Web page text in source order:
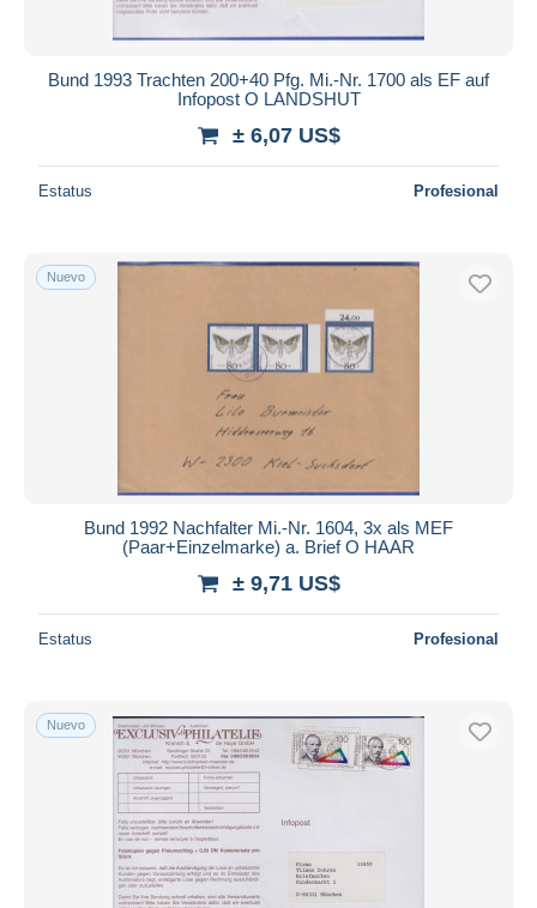
Bund 1993 Trachten 200+40 Pfg. Mi.-Nr. 1700 als EF auf
Infopost O LANDSHUT
± 6,07 US$
Estatus Profesional
Nuevo
Bund 1992 Nachfalter Mi.-Nr. 1604, 3x als MEF
(Paar+Einzelmarke) a. Brief O HAAR
± 9,71 US$
Estatus Profesional
Nuevo